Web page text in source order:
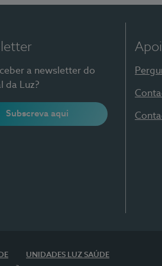
a newsletter do
da Luz?
Subscreva aqui
UNIDADES LUZ SAÚDE